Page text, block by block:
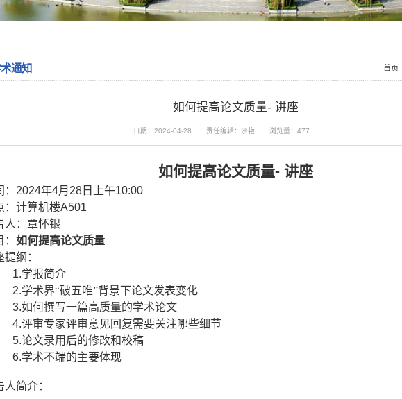
通知 首页
如何提高论文质量- 讲座
日期：2024-04-28 责任编辑：沙艳 浏览量： 477
如何提高论文质量- 讲座
2024年4月 28 日上午10:00
：计算机楼A501
人：覃怀银
如何提高论文质量
提纲：
1.学报简介
2.学术界“破五唯”背景下论文发表变化
3.如何撰写一篇高质量的学术论文
4.评审专家评审意见回复需要关注哪些细节
5.论文录用后的修改和校稿
6.学术不端的主要体现
人简介：